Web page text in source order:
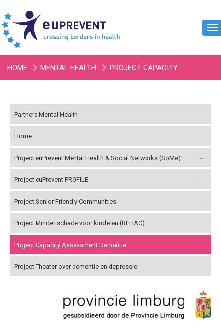
HOME MENTAL HEALTH PROJECT CAPACITY
Partners Mental Health
Home
Project euPrevent Mental Health & Social Networks (SoMe)
Project euPrevent PROFILE
Project Senior Friendly Communities
Project Minder schade voor kinderen (REHAC)
Project Capacity Assessment Dementie
Project Theater over dementie en depressie